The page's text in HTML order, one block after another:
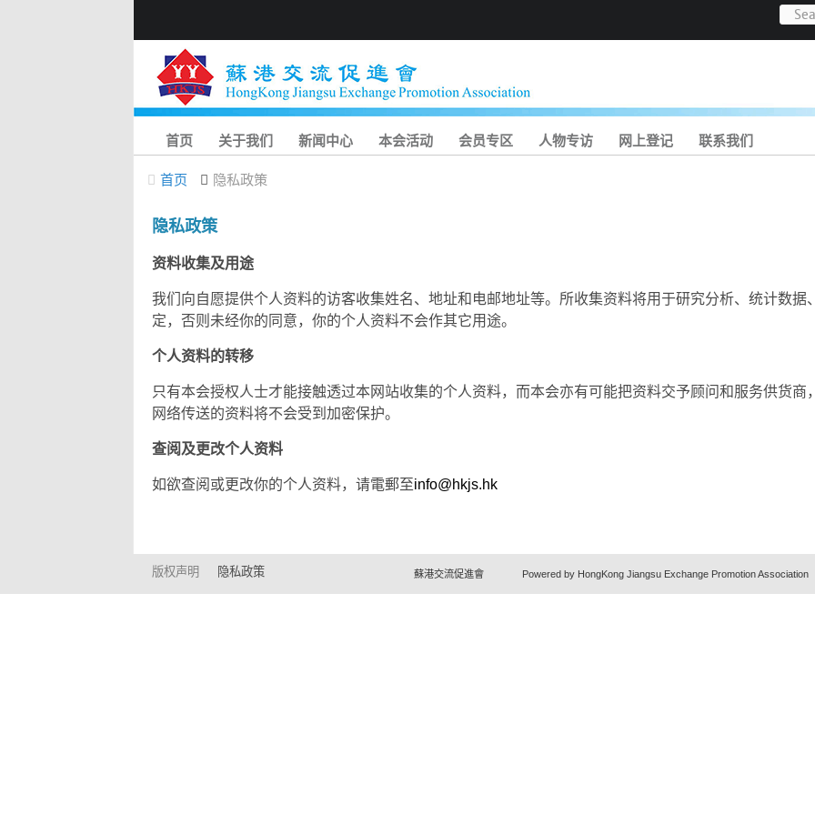
首页 关于我们 新闻中心 本会活动 会员专区 人物专访 网上登记 联系我们
首页 隐私政策
隐私政策
资料收集及用途
我们向自愿提供个人资料的访客收集姓名、地址和电邮地址等。所收集资料将用于研究分析、统计数
定，否则未经你的同意，你的个人资料不会作其它用途。
个人资料的转移
只有本会授权人士才能接触透过本网站收集的个人资料，而本会亦有可能把资料交予顾问和服务供货
网络传送的资料将不会受到加密保护。
查阅及更改个人资料
如欲查阅或更改你的个人资料，请電郵至info@hkjs.hk
版权声明 隐私政策 蘇港交流促進會 Powered by HongKong Jiangsu Exchange Promotion Association